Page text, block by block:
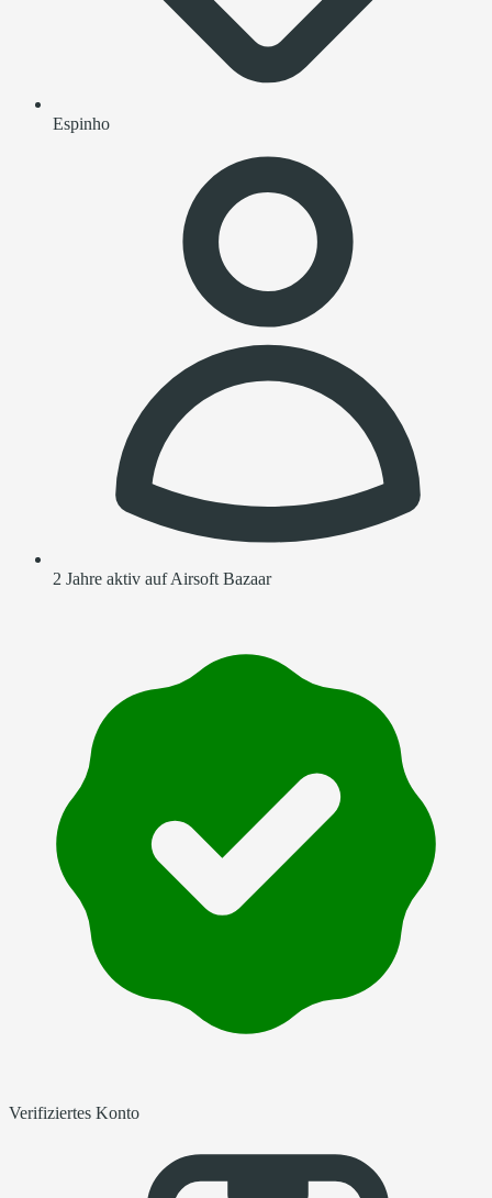
Espinho
2 Jahre aktiv auf Airsoft Bazaar
Verifiziertes Konto